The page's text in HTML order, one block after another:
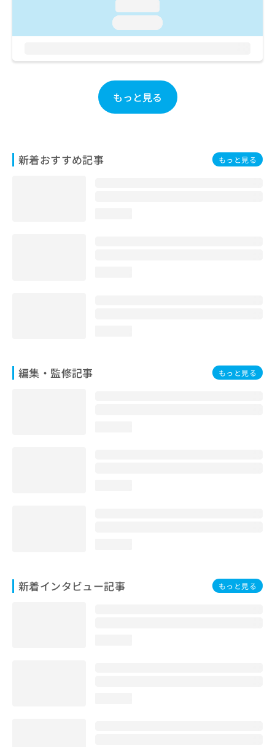
もっと見る
新着おすすめ記事 もっと見る
編集・監修記事 もっと見る
新着インタビュー記事 もっと見る